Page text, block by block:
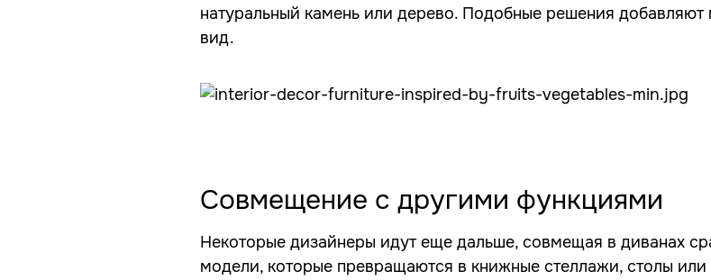
натуральный камень или дерево. Подобные решения
вид.
Совмещение с другими функциями
Некоторые дизайнеры идут еще дальше, совмещая в диванах
модели, которые превращаются в книжные стеллажи, столы